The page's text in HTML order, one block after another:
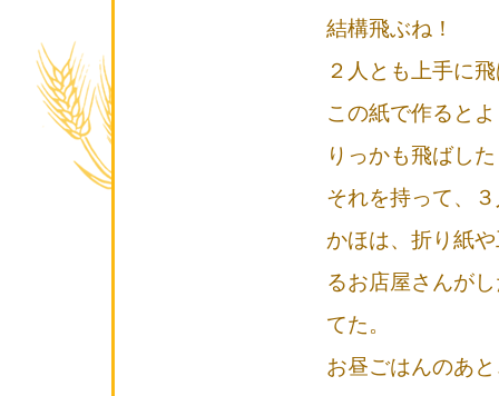
結構飛ぶね！
２人とも上手に
この紙で作ると
りっかも飛ばし
それを持って、
かほは、折り紙
るお店屋さんが
てた。
お昼ごはんのあ